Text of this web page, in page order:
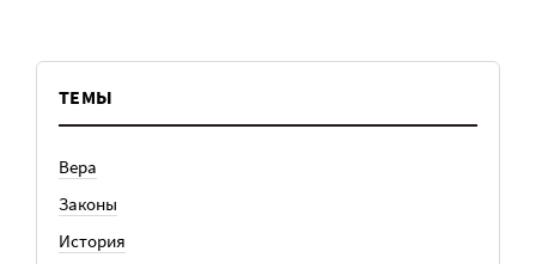
ТЕМЫ
Вера
Законы
История